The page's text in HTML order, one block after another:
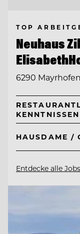
TOP
Neuhaus
6290
KENNTNISSEN
HAUSDAME /
Entdecke alle Jobs